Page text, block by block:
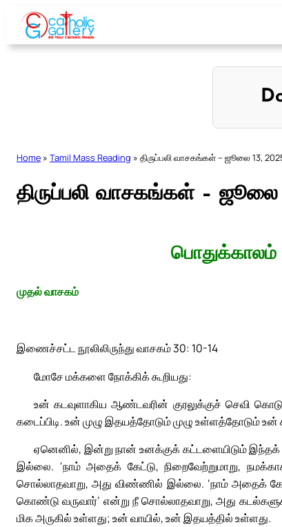
Skip
content
Home » Tamil Mass Reading » திருப்பலி வாசகங்கள் – ஜூலை 13,
திருப்பலி வாசகங்கள் – ஜூலை
பொதுக்காலம்
முதல் வாசகம்
இணைச்சட்ட நூலிலிருந்து வாசகம் 30: 10-14
மோசே மக்களை நோக்கிக் கூறியது:
உன் கடவுளாகிய ஆண்டவரின் குரலுக்குச் செவி
கடைப்பிடி. உன் முழு இதயத்தோடும் முழு உள்ளத்தோடும் உன்
ஏனெனில், இன்று நான் உனக்குக் கட்டளையிடும் இந்தக்
இல்லை. ‘நாம் அதைக் கேட்டு, நிறைவேற்றுமாறு,
சொல்லாதவாறு, அது விண்ணில் இல்லை. ‘நாம் அதைக்
கொண்டு வருவார்’ என்று நீ சொல்லாதவாறு, அது
மிக அருகில் உள்ளது; உன் வாயில், உன் இதயத்தில் உள்ளது.